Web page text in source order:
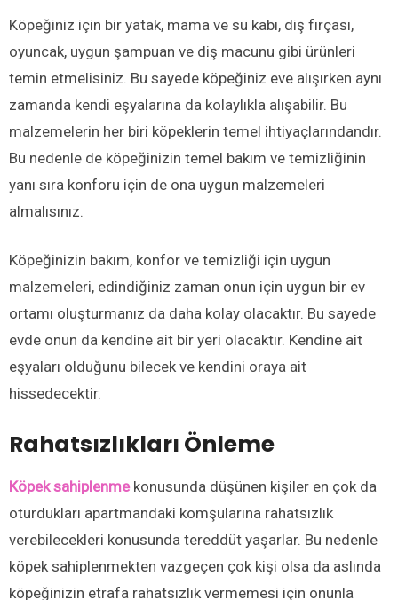
Köpeğiniz için bir yatak, mama ve su kabı, diş fırçası,
oyuncak, uygun şampuan ve diş macunu gibi ürünleri
temin etmelisiniz. Bu sayede köpeğiniz eve alışırken aynı
zamanda kendi eşyalarına da kolaylıkla alışabilir. Bu
malzemelerin her biri köpeklerin temel ihtiyaçlarındandır.
Bu nedenle de köpeğinizin temel bakım ve temizliğinin
yanı sıra konforu için de ona uygun malzemeleri
almalısınız.
Köpeğinizin bakım, konfor ve temizliği için uygun
malzemeleri, edindiğiniz zaman onun için uygun bir ev
ortamı oluşturmanız da daha kolay olacaktır. Bu sayede
evde onun da kendine ait bir yeri olacaktır. Kendine ait
eşyaları olduğunu bilecek ve kendini oraya ait
hissedecektir.
Rahatsızlıkları Önleme
Köpek sahiplenme konusunda düşünen kişiler en çok da
oturdukları apartmandaki komşularına rahatsızlık
verebilecekleri konusunda tereddüt yaşarlar. Bu nedenle
köpek sahiplenmekten vazgeçen çok kişi olsa da aslında
köpeğinizin etrafa rahatsızlık vermemesi için onunla